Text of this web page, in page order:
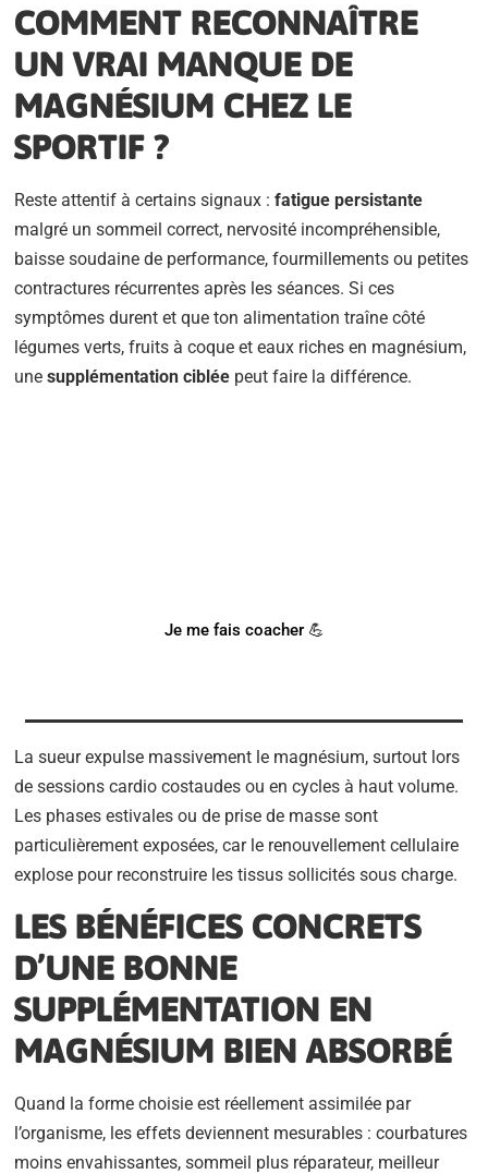
COMMENT RECONNAÎTRE
UN VRAI MANQUE DE
MAGNÉSIUM CHEZ LE
SPORTIF ?
Reste attentif à certains signaux :fatigue persistante
malgré un sommeil correct, nervosité incompréhensible,
baisse soudaine de performance, fourmillements ou petites
contractures récurrentes après les séances. Si ces
symptômes durent et que ton alimentation traîne côté
légumes verts, fruits à coque et eaux riches en magnésium,
unesupplémentation ciblée peut faire la différence.
Je me fais coacher 💪
La sueur expulse massivement le magnésium, surtout lors
de sessions cardio costaudes ou en cycles à haut volume.
Les phases estivales ou de prise de masse sont
particulièrement exposées, car le renouvellement cellulaire
explose pour reconstruire les tissus sollicités sous charge.
LES BÉNÉFICES CONCRETS
D’UNE BONNE
SUPPLÉMENTATION EN
MAGNÉSIUM BIEN ABSORBÉ
Quand la forme choisie est réellement assimilée par
l’organisme, les effets deviennent mesurables : courbatures
moins envahissantes, sommeil plus réparateur, meilleur